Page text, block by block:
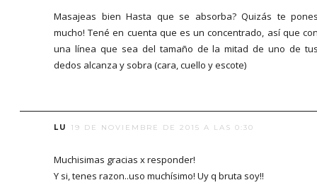
Masajeas bien Hasta que se absorba? Quizás te
mucho! Tené en cuenta que es un concentrado, así que
una línea que sea del tamaño de la mitad de uno de
dedos alcanza y sobra (cara, cuello y escote)
LU 19 DE NOVIEMBRE DE 2015 A LAS 0:30
Muchisimas gracias x responder!
Y si, tenes razon..uso muchísimo! Uy q bruta soy!!